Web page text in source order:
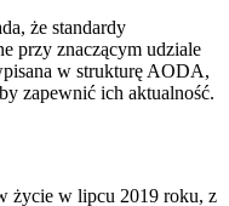
że standardy
przy znaczącym udziale
w strukturę AODA,
zapewnić ich aktualność.
życie w lipcu 2019 roku, z